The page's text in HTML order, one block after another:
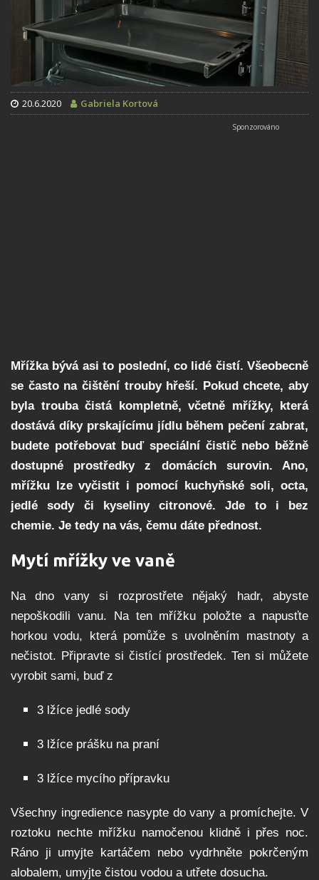
20.6.2020 Gabriela Kortová
Mřížka bývá asi to poslední, co lidé čistí. Všeobecně
se často na čištění trouby hřeší. Pokud chcete, aby
byla trouba čistá kompletně, včetně mřížky, která
dostává díky prskajícímu jídlu během pečení zabrat,
budete potřebovat buď speciální čistič nebo běžně
dostupné prostředky z domácích surovin. Ano,
mřížku lze vyčistit i pomocí kuchyňské soli, octa,
jedlé sody či kyseliny citronové. Jde to i bez
chemie. Je tedy na vás, čemu dáte přednost.
Mytí mřížky ve vaně
Na dno vany si rozprostřete nějaký hadr, abyste
nepoškodili vanu. Na ten mřížku položte a napusťte
horkou vodu, která pomůže s uvolněním mastnoty a
nečistot. Připravte si čistící prostředek. Ten si můžete
vyrobit sami, buď z
3 lžíce jedlé sody
3 lžíce prášku na praní
3 lžíce mycího přípravku
Všechny ingredience nasypte do vany a promíchejte. V
roztoku nechte mřížku namočenou klidně i přes noc.
Ráno ji umyjte kartáčem nebo vydrhněte pokrčeným
alobalem, umyjte čistou vodou a utřete dosucha.